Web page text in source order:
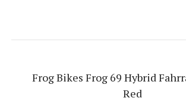
Frog Bikes Frog 69 Hybrid
Red